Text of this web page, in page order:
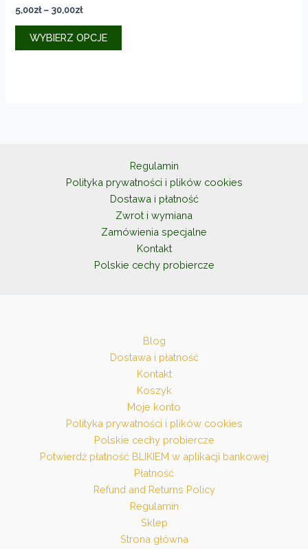
5,00zł – 30,00złZakres
od
5,00zł
WYBIERZ OPCJE
Ten
na
stronie
produktu
Regulamin
Polityka prywatności i plików cookies
Dostawa i płatność
Zwrot i wymiana
Zamówienia specjalne
Kontakt
Polskie cechy probiercze
Blog
Dostawa i płatność
Kontakt
Koszyk
Moje konto
Polityka prywatności i plików cookies
Polskie cechy probiercze
Potwierdź płatność BLIKIEM w aplikacji bankowej
Płatność
Refund and Returns Policy
Regulamin
Sklep
Strona główna